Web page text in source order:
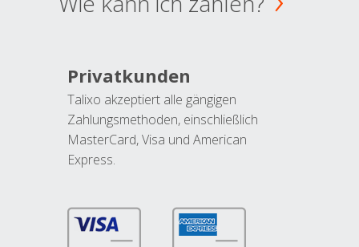
Privatkunden
Talixo akzeptiert alle gängigen
Zahlungsmethoden, einschließlich
MasterCard, Visa und American
Express.